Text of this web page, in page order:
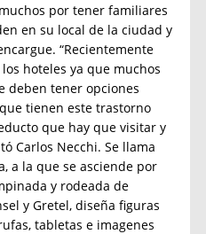
por tener familiares
en su local de la ciudad y
“Recientemente
hoteles ya que muchos
deben tener opciones
tienen este trastorno
que hay que visitar y
Carlos Necchi. Se llama
a la que se asciende por
y rodeada de
y Gretel, diseña figuras
tabletas e imagenes